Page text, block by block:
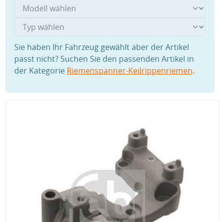
Sie haben Ihr Fahrzeug gewählt aber der Artikel
passt nicht? Suchen Sie den passenden Artikel in
der Kategorie Riemenspanner-Keilrippenriemen.